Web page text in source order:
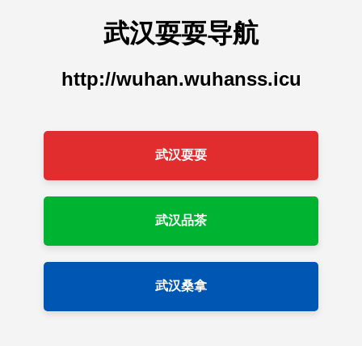
武汉耍耍导航
http://wuhan.wuhanss.icu
武汉耍耍
武汉品茶
武汉桑拿